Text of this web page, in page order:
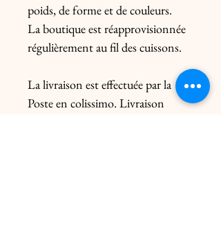
poids, de forme et de couleurs.
La boutique est réapprovisionnée
régulièrement au fil des cuissons.
La livraison est effectuée par la
Poste en colissimo. Livraison